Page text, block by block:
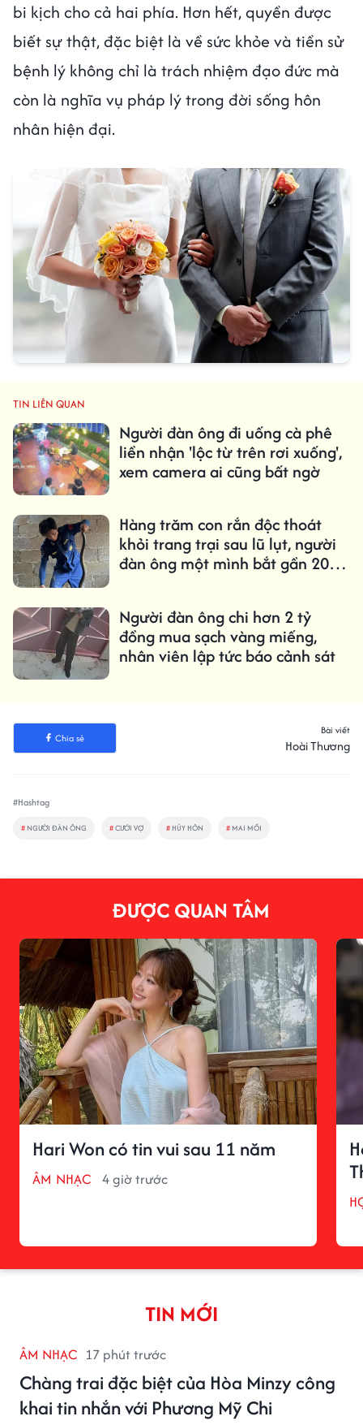
bi kịch cho cả hai phía. Hơn hết, quyền được
biết sự thật, đặc biệt là về sức khỏe và tiền sử
bệnh lý không chỉ là trách nhiệm đạo đức mà
còn là nghĩa vụ pháp lý trong đời sống hôn
nhân hiện đại.
TIN LIÊN QUAN
Người đàn ông đi uống cà phê
liền nhận 'lộc từ trên rơi xuống',
xem camera ai cũng bất ngờ
Hàng trăm con rắn độc thoát
khỏi trang trại sau lũ lụt, người
đàn ông một mình bắt gần 20
Người đàn ông chi hơn 2 tỷ
đồng mua sạch vàng miếng,
nhân viên lập tức báo cảnh sát
Chia sẻ
Bài viết
Hoài Thương
#Hashtag
# NGƯỜI ĐÀN ÔNG #CƯỚI VỢ # HỦY HÔN # MAI MỐI
ĐƯỢC QUAN TÂM
Hari Won có tin vui sau 11 năm
ÂM NHẠC 4 giờ trước
TIN MỚI
ÂM NHẠC 17 phút trước
Chàng trai đặc biệt của Hòa Minzy công
khai tin nhắn với Phương Mỹ Chi